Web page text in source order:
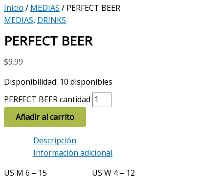
Inicio / MEDIAS / PERFECT BEER
MEDIAS, DRINKS
PERFECT BEER
$9.99
Disponibilidad: 10 disponibles
PERFECT BEER cantidad
Añadir al carrito
Descripción
Información adicional
US M 6 – 15 US W 4 – 12